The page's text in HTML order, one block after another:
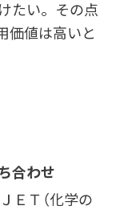
たい。その点
価値は高いと
合わせ
ＥＴ（化学の